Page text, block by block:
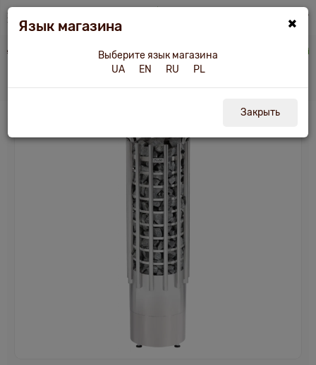
Tesli.ua Печи и другое оборудование Электрокаменка Glow TRT90E Harvia
×
Язык магазина
Выберите язык магазина
UA
EN RU PL
Закрыть